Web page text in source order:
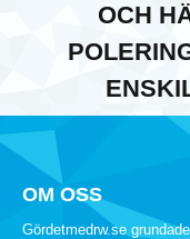
OCH
OM OSS
Gördetmedrw.se